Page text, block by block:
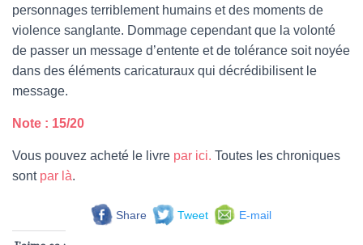
personnages terriblement humains et des moments de
violence sanglante. Dommage cependant que la volonté
de passer un message d’entente et de tolérance soit noyée
dans des éléments caricaturaux qui décrédibilisent le
message.
Note : 15/20
Vous pouvez acheté le livre par ici. Toutes les chroniques
sont par là.
Share Tweet E-mail